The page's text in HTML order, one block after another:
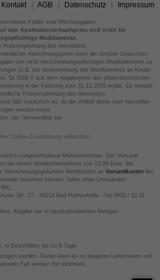
Kontakt AGB Datenschutz Impressum
Felder sind Pflichtangaben.
den Apothekenverkaufspreis und nicht für
Medikamente.
Preisempfehlung des Herstellers.
Abrechnungspreis nach der Großen Deutschen
von nicht verschreibungspflichtigen Medikamenten zu
(z.B. bei Verschreibung des Medikaments an Kinder
5a SGB V aus dem Abgabepreis des pharmazeutischen
in der Fassung zum 31.12.2003 ergibt. Es handelt
Preisempfehlung des Herstellers.
fällt zusätzlich an, da der Artikel direkt vom Hersteller
werden muss.
bis: Verwendbar bis.
Cookie-Zustimmung widerrufen
vorgeschriebene Mehrwertsteuer. Der Versand
bei einem Mindestbestellwert von 13,99 Euro. Bei
Versicherungsgebühren Mehrkosten an VersandkostenBei
beziehen können, fallen unter Umständen
Str. 27 - 49214 Bad Rothenfelde - Tel 0800 / 10 11
Abgabe nur in haushaltsüblichen Mengen.
in Einzelfällen bis zu 6 Tage.
werden. Daher kann es zu längeren Lieferzeiten und
Fall werden Sie informiert.